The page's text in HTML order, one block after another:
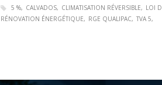
5 % CALVADOS CLIMATISATION RÉVERSIBLE LOI
RÉNOVATION ÉNERGÉTIQUE
RGE QUALIPAC TVA 5